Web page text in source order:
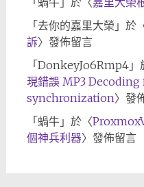
「 去你的嘉里大榮 」於
訴〉發佈留言
「 DonkeyJo6Rmp4」
現錯誤 MP3
synchronization〉發
「 蝸牛」於〈
個神兵利器〉發佈留言